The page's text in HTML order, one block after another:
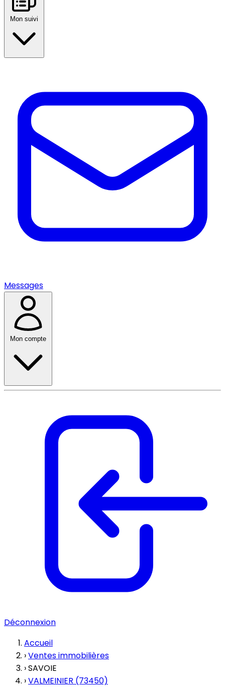
Mon suivi
Messages
Mon compte
Déconnexion
Accueil
›Ventes immobilières
›SAVOIE
›VALMEINIER (73450)